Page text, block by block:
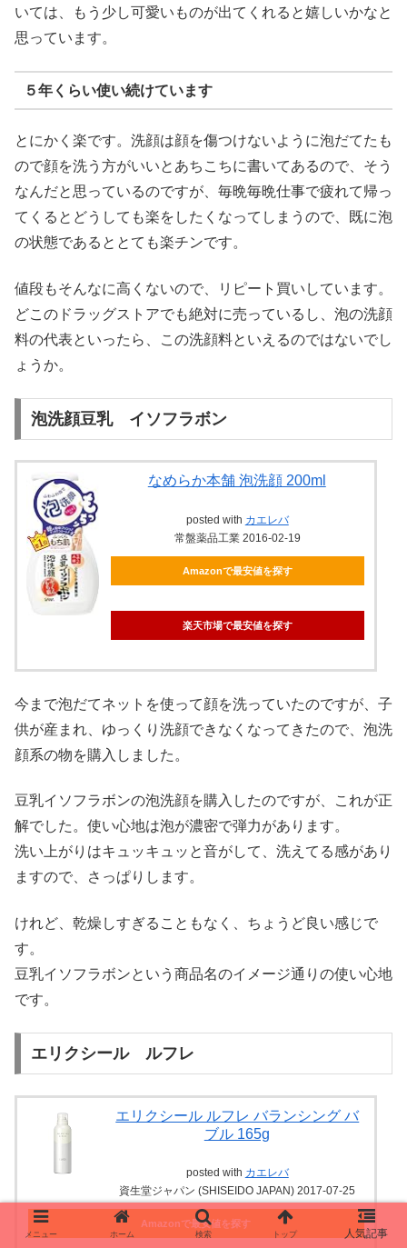
いては、もう少し可愛いものが出てくれると嬉しいかなと
思っています。
５年くらい使い続けています
とにかく楽です。洗顔は顔を傷つけないように泡だてたも
ので顔を洗う方がいいとあちこちに書いてあるので、そう
なんだと思っているのですが、毎晩毎晩仕事で疲れて帰っ
てくるとどうしても楽をしたくなってしまうので、既に泡
の状態であるととても楽チンです。
値段もそんなに高くないので、リピート買いしています。
どこのドラッグストアでも絶対に売っているし、泡の洗顔
料の代表といったら、この洗顔料といえるのではないでし
ょうか。
泡洗顔豆乳 イソフラボン
なめらか本舗 泡洗顔 200ml
posted with カエレバ
常盤薬品工業 2016-02-19
Amazonで最安値を探す
楽天市場で最安値を探す
今まで泡だてネットを使って顔を洗っていたのですが、子
供が産まれ、ゆっくり洗顔できなくなってきたので、泡洗
顔系の物を購入しました。
豆乳イソフラボンの泡洗顔を購入したのですが、これが正
解でした。使い心地は泡が濃密で弾力があります。
洗い上がりはキュッキュッと音がして、洗えてる感があり
ますので、さっぱりします。
けれど、乾燥しすぎることもなく、ちょうど良い感じで
す。
豆乳イソフラボンという商品名のイメージ通りの使い心地
です。
エリクシール ルフレ
エリクシール ルフレ バランシング バ
ブル 165g
posted with カエレバ
資生堂ジャパン (SHISEIDO JAPAN) 2017-07-25
Amazonで最安値を探す
メニュー ホーム 検索 トップ